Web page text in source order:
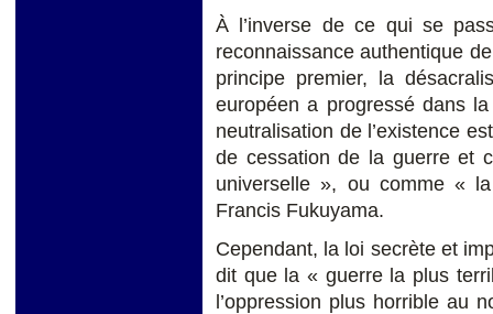
À l’inverse de ce qui se
reconnaissance authentique
principe premier, la
européen a progressé dans
neutralisation de l’existence
de cessation de la guerre et
universelle », ou comme «
Francis Fukuyama.
Cependant, la loi secrète et
dit que la « guerre la plus
l’oppression plus horrible au